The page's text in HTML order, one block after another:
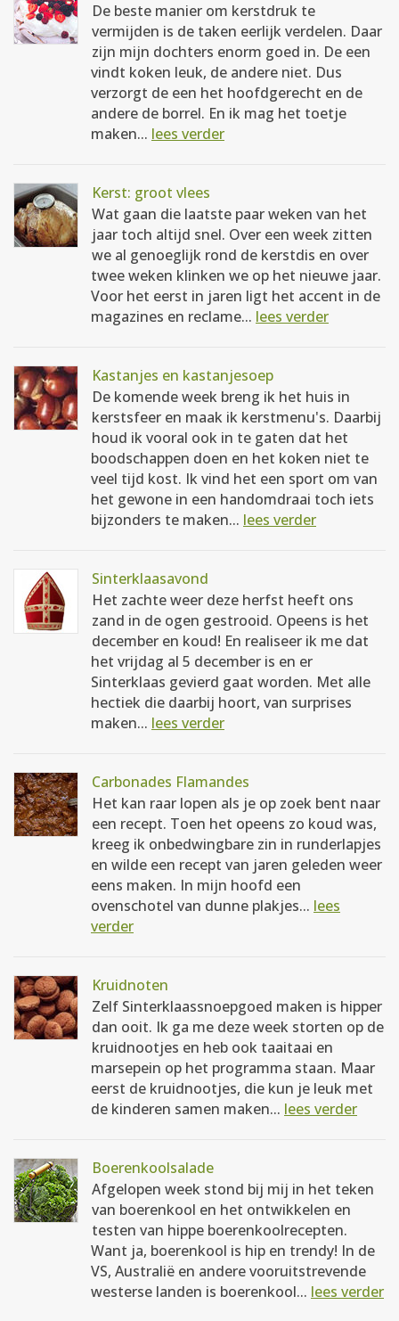
De beste manier om kerstdruk te
vermijden is de taken eerlijk verdelen. Daar
zijn mijn dochters enorm goed in. De een
vindt koken leuk, de andere niet. Dus
verzorgt de een het hoofdgerecht en de
andere de borrel. En ik mag het toetje
maken... lees verder
Kerst: groot vlees
Wat gaan die laatste paar weken van het
jaar toch altijd snel. Over een week zitten
we al genoeglijk rond de kerstdis en over
twee weken klinken we op het nieuwe jaar.
Voor het eerst in jaren ligt het accent in de
magazines en reclame... lees verder
Kastanjes en kastanjesoep
De komende week breng ik het huis in
kerstsfeer en maak ik kerstmenu's. Daarbij
houd ik vooral ook in te gaten dat het
boodschappen doen en het koken niet te
veel tijd kost. Ik vind het een sport om van
het gewone in een handomdraai toch iets
bijzonders te maken... lees verder
Sinterklaasavond
Het zachte weer deze herfst heeft ons
zand in de ogen gestrooid. Opeens is het
december en koud! En realiseer ik me dat
het vrijdag al 5 december is en er
Sinterklaas gevierd gaat worden. Met alle
hectiek die daarbij hoort, van surprises
maken... lees verder
Carbonades Flamandes
Het kan raar lopen als je op zoek bent naar
een recept. Toen het opeens zo koud was,
kreeg ik onbedwingbare zin in runderlapjes
en wilde een recept van jaren geleden weer
eens maken. In mijn hoofd een
ovenschotel van dunne plakjes... lees
verder
Kruidnoten
Zelf Sinterklaassnoepgoed maken is hipper
dan ooit. Ik ga me deze week storten op de
kruidnootjes en heb ook taaitaai en
marsepein op het programma staan. Maar
eerst de kruidnootjes, die kun je leuk met
de kinderen samen maken... lees verder
Boerenkoolsalade
Afgelopen week stond bij mij in het teken
van boerenkool en het ontwikkelen en
testen van hippe boerenkoolrecepten.
Want ja, boerenkool is hip en trendy! In de
VS, Australië en andere vooruitstrevende
westerse landen is boerenkool... lees verder